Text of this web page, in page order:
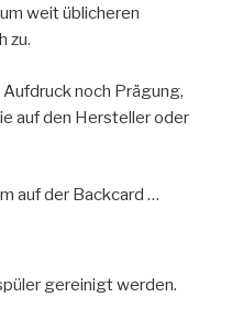
weit üblicheren
zu.
noch Prägung,
auf den Hersteller oder
auf der Backcard …
gereinigt werden.